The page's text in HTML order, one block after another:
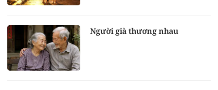
Người già thương nhau